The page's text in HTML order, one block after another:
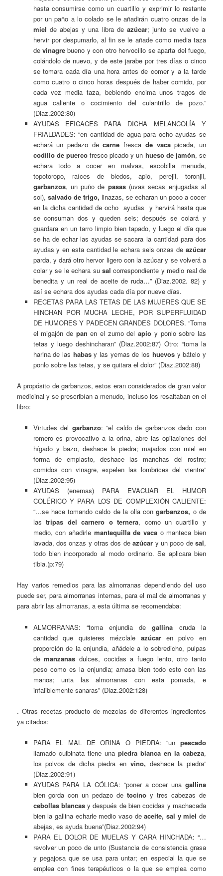
hasta consumirse como un cuartillo y exprimir lo restante
por un paño a lo colado se le añadirán cuatro onzas de la
miel de abejas y una libra de azúcar; junto se vuelve a
hervir por despumarlo, al fin se le añade como media taza
de vinagre bueno y con otro hervocillo se aparta del fuego,
colándolo de nuevo, y de este jarabe por tres días o cinco
se tomara cada día una hora antes de comer y a la tarde
como cuatro o cinco horas después de haber comido, por
cada vez media taza, bebiendo encima unos tragos de
agua caliente o cocimiento del culantrillo de pozo.”
(Diaz.2002:80)
AYUDAS EFICACES PARA DICHA MELANCOLÍA Y
FRIALDADES: “en cantidad de agua para ocho ayudas se
echará un pedazo decarnefresca de vacapicada, un
codillo de puercofresco picado y un hueso de jamón, se
echara todo a cocer en malvas, escobilla menuda,
topotoropo, raíces de bledos, apio, perejil, toronjil,
garbanzos, un puño de pasas(uvas secas enjugadas al
sol), salvado de trigo, linazas, se echaran un poco a cocer
en la dicha cantidad de ocho ayudas y hervirá hasta que
se consuman dos y queden seis; después se colará y
guardara en un tarro limpio bien tapado, y luego el día que
se ha de echar las ayudas se sacara la cantidad para dos
ayudas y en esta cantidad le echara seis onzas de azúcar
parda, y dará otro hervor ligero con la azúcar y se volverá a
colar y se le echara su sal correspondiente y medio real de
benedita y un real de aceite de ruda…” (Diaz.2002. 82) y
así se echara dos ayudas cada día por nueve días.
RECETAS PARA LAS TETAS DE LAS MUJERES QUE SE
HINCHAN POR MUCHA LECHE, POR SUPERFLUIDAD
DE HUMORES Y PADECEN GRANDES DOLORES. “Toma
el migajón de pan en el zumo delapio y ponlo sobre las
tetas y luego deshincharan” (Diaz.2002:87) Otro: “toma la
harina de las habasy las yemas de los huevosy bátelo y
ponlo sobre las tetas, y se quitara el dolor” (Diaz.2002:88)
A propósito de garbanzos, estos eran considerados de gran valor
medicinal y se prescribían a menudo, incluso los resaltaban en el
libro:
Virtudes del garbanzo: “el caldo de garbanzos dado con
romero es provocativo a la orina, abre las opilaciones del
hígado y bazo, deshace la piedra; majados con miel en
forma de emplasto, deshace las manchas del rostro;
comidos con vinagre, expelen las lombrices del vientre”
(Diaz.2002:95)
AYUDAS (enemas) PARA EVACUAR EL HUMOR
COLÉRICO Y PARA LOS DE COMPLEXIÓN CALIENTE:
“…se hace tomando caldo de la olla congarbanzos, o de
lastripas del carnero o ternera, como un cuartillo y
medio, con añadirle mantequilla de vacao manteca bien
lavada, dos onzas y otras dos deazúcar y un poco de sal,
todo bien incorporado al modo ordinario. Se aplicara bien
tibia.(p:79)
Hay varios remedios para las almorranas dependiendo del uso
puede ser, para almorranas internas, para el mal de almorranas y
para abrir las almorranas, a esta última se recomendaba:
ALMORRANAS: “toma enjundia degallina cruda la
cantidad que quisieres mézclale azúcar en polvo en
proporción de la enjundia, añádele a lo sobredicho, pulpas
demanzanas dulces, cocidas a fuego lento, otro tanto
peso como es la enjundia; amasa bien todo esto con las
manos; unta las almorranas con esta pomada, e
infaliblemente sanaras” (Diaz.2002:128)
. Otras recetas producto de mezclas de diferentes ingredientes
ya citados:
PARA EL MAL DE ORINA O PIEDRA: “un pescado
llamado culbinata tiene una piedra blanca en la cabeza,
los polvos de dicha piedra en vino, deshace la piedra”
(Diaz.2002:91)
AYUDAS PARA LA CÓLICA: “poner a cocer una gallina
bien gorda con un pedazo detocino y tres cabezas de
cebollas blancasy después de bien cocidas y machacada
bien la gallina echarle medio vaso deaceite, sal y miel de
abejas, es ayuda buena”(Diaz.2002:94)
PARA EL DOLOR DE MUELAS Y CARA HINCHADA: “…
revolver un poco de unto (Sustancia de consistencia grasa
y pegajosa que se usa para untar; en especial la que se
emplea con fines terapéuticos o la que se emplea como